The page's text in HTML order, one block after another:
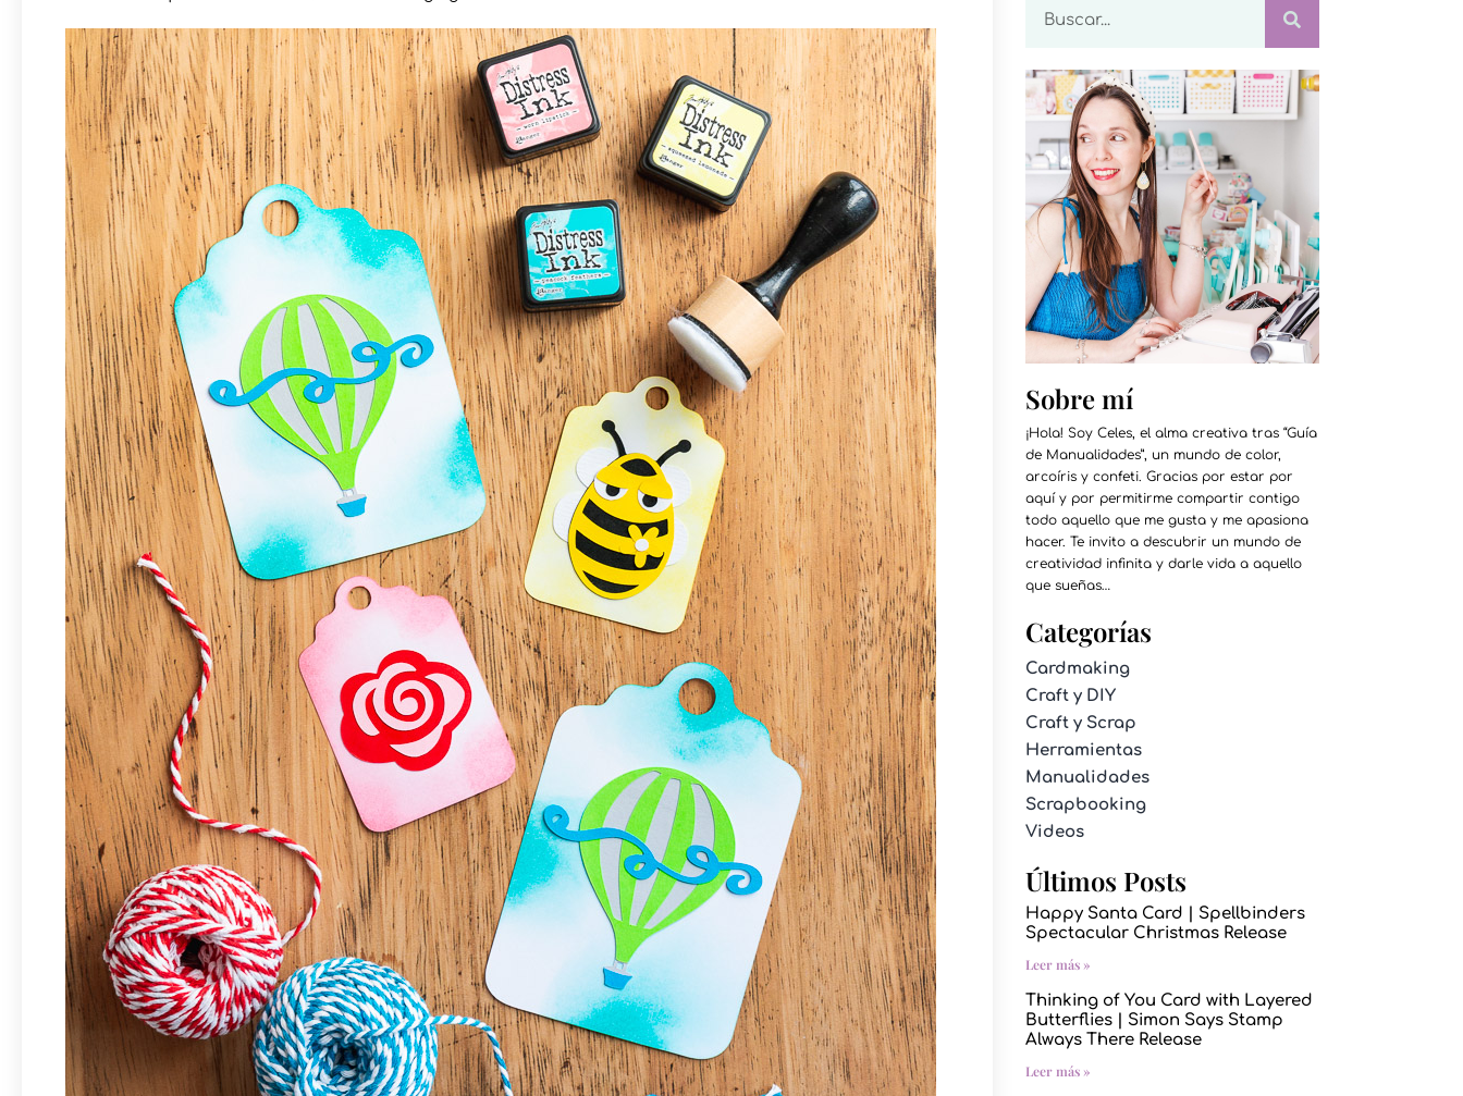
Sobre mí
¡Hola! Soy Celes, el alma creativa tras “Guía
de Manualidades”, un mundo de color,
arcoíris y confeti. Gracias por estar por
aquí y por permitirme compartir contigo
todo aquello que me gusta y me apasiona
hacer. Te invito a descubrir un mundo de
creatividad infinita y darle vida a aquello
que sueñas…
Categorías
Cardmaking
Craft y DIY
Craft y Scrap
Herramientas
Manualidades
Scrapbooking
Videos
Últimos Posts
Happy Santa Card | Spellbinders
Spectacular Christmas Release
Leer más »
Thinking of You Card with Layered
Butterflies | Simon Says Stamp
Always There Release
Leer más »